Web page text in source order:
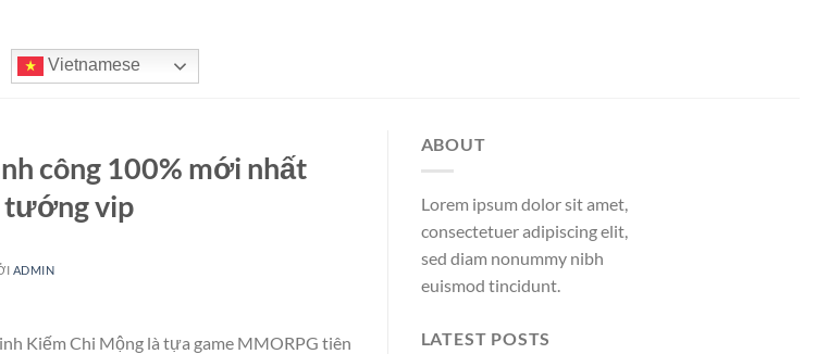
Vietnamese
công 100% mới nhất
tướng vip
ADMIN
Kiếm Chi Mộng là tựa game MMORPG tiên
ABOUT
Lorem ipsum dolor sit amet,
consectetuer adipiscing elit,
sed diam nonummy nibh
euismod tincidunt.
LATEST POSTS